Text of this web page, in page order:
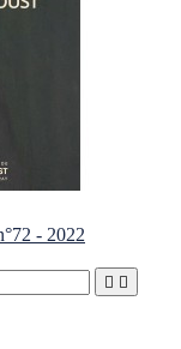
- 2022
 